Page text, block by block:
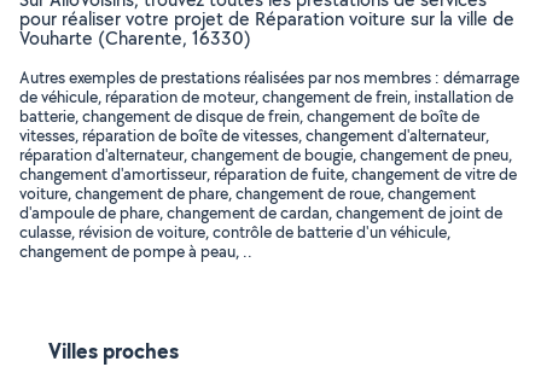
pour réaliser votre projet de Réparation voiture sur la ville de
Vouharte (Charente, 16330)
Autres exemples de prestations réalisées par nos membres : démarrage
de véhicule, réparation de moteur, changement de frein, installation de
batterie, changement de disque de frein, changement de boîte de
vitesses, réparation de boîte de vitesses, changement d'alternateur,
réparation d'alternateur, changement de bougie, changement de pneu,
changement d'amortisseur, réparation de fuite, changement de vitre de
voiture, changement de phare, changement de roue, changement
d'ampoule de phare, changement de cardan, changement de joint de
culasse, révision de voiture, contrôle de batterie d'un véhicule,
changement de pompe à peau, ..
Villes proches